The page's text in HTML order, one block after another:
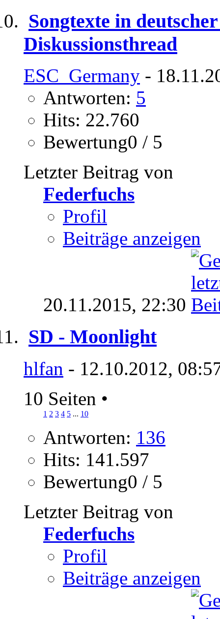
Songtexte in
Diskussionsthread
ESC_Germany -
Antworten: 5
Hits: 22.760
Bewertung0 / 5
Letzter Beitrag von
Federfuchs
Profil
Beiträge anzeigen
20.11.2015, 22:30
SD - Moonlight
hlfan - 12.10.2012,
10 Seiten •
1 2 3 4 5 ... 10
Antworten: 136
Hits: 141.597
Bewertung0 / 5
Letzter Beitrag von
Federfuchs
Profil
Beiträge anzeigen